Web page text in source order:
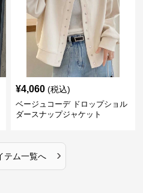
¥4,060 (税込)
ベージュコーデ ドロップショル
ダースナップジャケット
テム一覧へ ›